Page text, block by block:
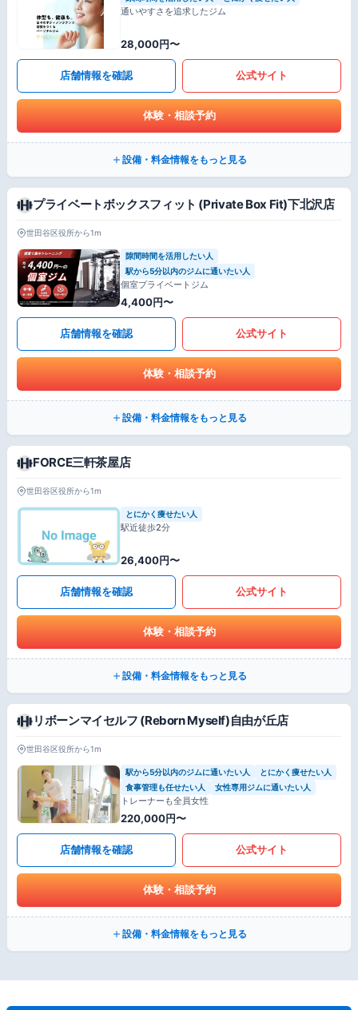
通いやすさを追求したジム
28,000円〜
店舗情報を確認 公式サイト
体験・相談予約
設備・料金情報をもっと見る
プライベートボックスフィット (Private Box Fit)下北沢店
世田谷区役所から1m
隙間時間を活用したい人
駅から5分以内のジムに通いたい人
個室プライベートジム
4,400円〜
店舗情報を確認 公式サイト
体験・相談予約
設備・料金情報をもっと見る
FORCE三軒茶屋店
世田谷区役所から1m
とにかく痩せたい人
駅近徒歩2分
26,400円〜
店舗情報を確認 公式サイト
体験・相談予約
設備・料金情報をもっと見る
リボーンマイセルフ (Reborn Myself)自由が丘店
世田谷区役所から1m
駅から5分以内のジムに通いたい人
とにかく痩せたい人
食事管理も任せたい人
女性専用ジムに通いたい人
トレーナーも全員女性
220,000円〜
店舗情報を確認 公式サイト
体験・相談予約
設備・料金情報をもっと見る